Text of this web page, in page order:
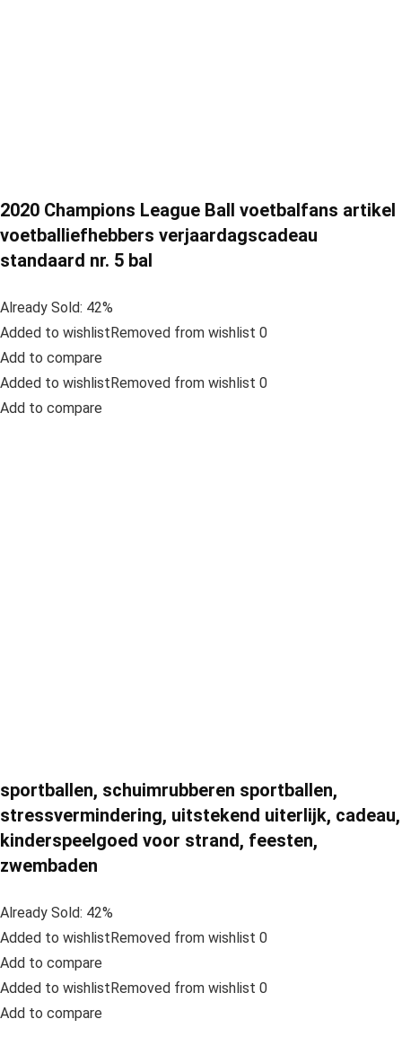
2020 Champions League Ball voetbalfans artikel
voetballiefhebbers verjaardagscadeau
standaard nr. 5 bal
Already Sold: 42%
Added to wishlistRemoved from wishlist 0
Add to compare
Added to wishlistRemoved from wishlist 0
Add to compare
sportballen, schuimrubberen sportballen,
stressvermindering, uitstekend uiterlijk, cadeau,
kinderspeelgoed voor strand, feesten,
zwembaden
Already Sold: 42%
Added to wishlistRemoved from wishlist 0
Add to compare
Added to wishlistRemoved from wishlist 0
Add to compare